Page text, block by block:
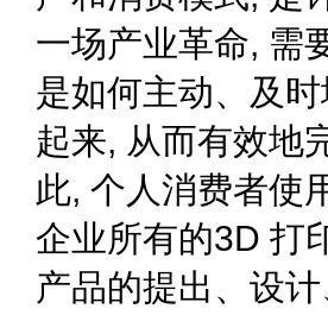
一场产业革命, 需
是如何主动、及
起来, 从而有效地
此, 个人消费者使
企业所有的3D 打
产品的提出、设